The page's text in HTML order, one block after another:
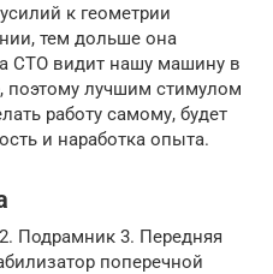
к геометрии
тем дольше она
СТО видит нашу машину в
поэтому лучшим стимулом
работу самому, будет
и наработка опыта.
Подрамник 3. Передняя
поперечной